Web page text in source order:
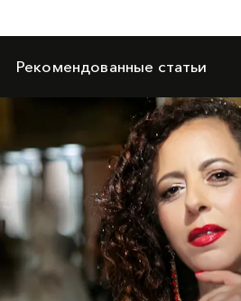
Рекомендованные статьи